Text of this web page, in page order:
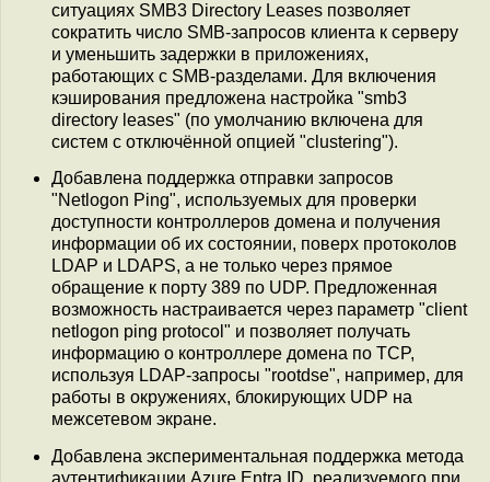
ситуациях SMB3 Directory Leases позволяет
сократить число SMB-запросов клиента к серверу
и уменьшить задержки в приложениях,
работающих с SMB-разделами. Для включения
кэширования предложена настройка "smb3
directory leases" (по умолчанию включена для
систем с отключённой опцией "clustering").
Добавлена поддержка отправки запросов
"Netlogon Ping", используемых для проверки
доступности контроллеров домена и получения
информации об их состоянии, поверх протоколов
LDAP и LDAPS, а не только через прямое
обращение к порту 389 по UDP. Предложенная
возможность настраивается через параметр "client
netlogon ping protocol" и позволяет получать
информацию о контроллере домена по TCP,
используя LDAP-запросы "rootdse", например, для
работы в окружениях, блокирующих UDP на
межсетевом экране.
Добавлена экспериментальная поддержка метода
аутентификации Azure Entra ID, реализуемого при